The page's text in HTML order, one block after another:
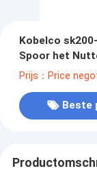
Kobelco
Spoor het
Prijs：Price
Beste